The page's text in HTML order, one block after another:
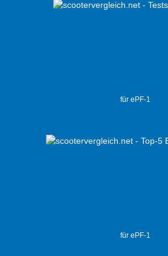
für ePF-1
für ePF-1